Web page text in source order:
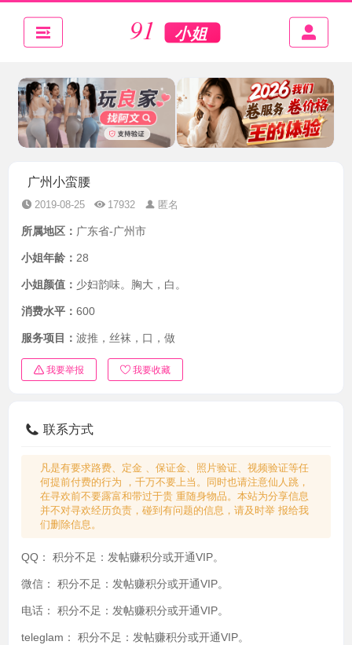
广州小蛮腰
2019-08-25 17932 匿名
所属地区： 广东省-广州市
小姐年龄： 28
小姐颜值： 少妇韵味。胸大，白。
消费水平： 600
服务项目： 波推，丝袜，口，做
我要举报 我要收藏
联系方式
凡是有要求路费、定金 、保证金、照片验证、视频验证等任
何提前付费的行为 ，千万不要上当。同时也请注意仙人跳，
在寻欢前不要露富和带过于贵 重随身物品。本站为分享信息
并不对寻欢经历负责，碰到有问题的信息，请及时举 报给我
们删除信息。
QQ： 积分不足：发帖赚积分或开通VIP。
微信： 积分不足：发帖赚积分或开通VIP。
电话： 积分不足：发帖赚积分或开通VIP。
teleglam： 积分不足：发帖赚积分或开通VIP。